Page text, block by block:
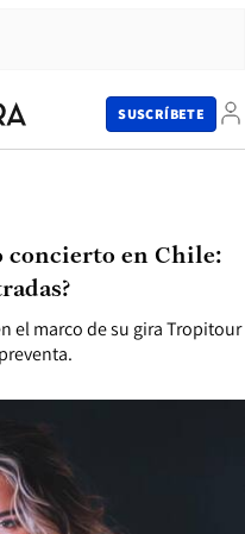
SUSCRÍBETE
el marco de su gira Tropitour
concierto en Chile: